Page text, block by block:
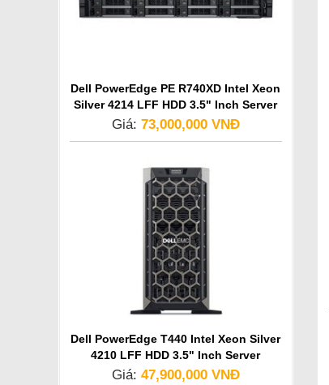
Dell PowerEdge PE R740XD Intel Xeon
Silver 4214 LFF HDD 3.5" Inch Server
Giá: 73,000,000 VNĐ
Dell PowerEdge T440 Intel Xeon Silver
4210 LFF HDD 3.5" Inch Server
Giá: 47,900,000 VNĐ